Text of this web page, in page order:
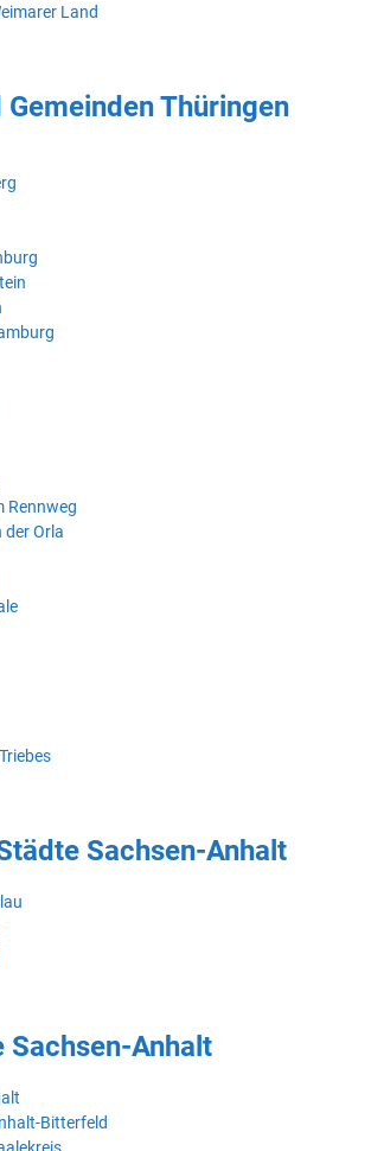
Land
Thüringen
Rennweg
der Orla
Sachsen-Anhalt
Sachsen-Anhalt
Bitterfeld